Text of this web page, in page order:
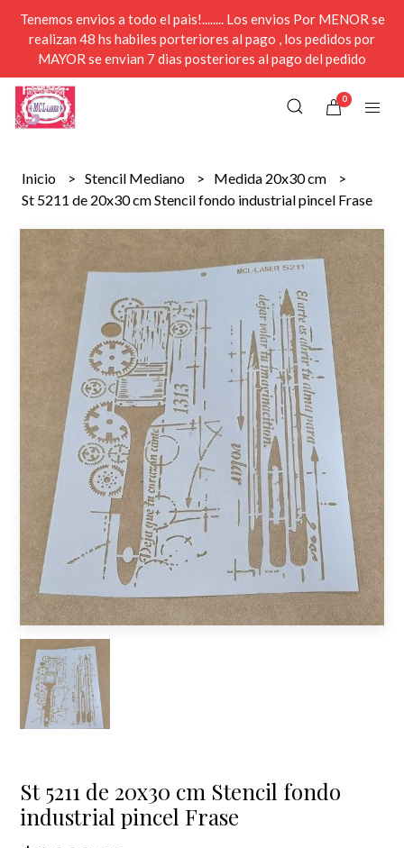
Tenemos envios a todo el pais!........ Los envios Por MENOR se
realizan 48 hs habiles porteriores al pago , los pedidos por
MAYOR se envian 7 dias posteriores al pago del pedido
0
Inicio Stencil Mediano
Medida 20x30 cm
St 5211 de 20x30 cm Stencil fondo industrial pincel Frase
St 5211 de 20x30 cm Stencil fondo
industrial pincel Frase